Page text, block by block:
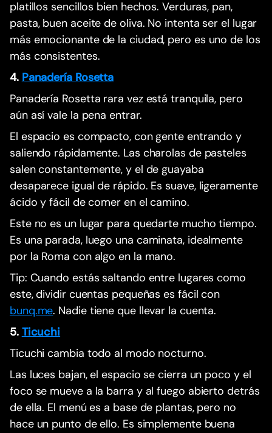
platillos sencillos bien hechos. Verduras, pan,
pasta, buen aceite de oliva. No intenta ser el lugar
más emocionante de la ciudad, pero es uno de los
más consistentes.
4. Panadería Rosetta
Panadería Rosetta rara vez está tranquila, pero
aún así vale la pena entrar.
El espacio es compacto, con gente entrando y
saliendo rápidamente. Las charolas de pasteles
salen constantemente, y el de guayaba
desaparece igual de rápido. Es suave, ligeramente
ácido y fácil de comer en el camino.
Este no es un lugar para quedarte mucho tiempo.
Es una parada, luego una caminata, idealmente
por la Roma con algo en la mano.
Tip: Cuando estás saltando entre lugares como
este, dividir cuentas pequeñas es fácil con
bunq.me. Nadie tiene que llevar la cuenta.
5. Ticuchi
Ticuchi cambia todo al modo nocturno.
Las luces bajan, el espacio se cierra un poco y el
foco se mueve a la barra y al fuego abierto detrás
de ella. El menú es a base de plantas, pero no
hace un punto de ello. Es simplemente buena